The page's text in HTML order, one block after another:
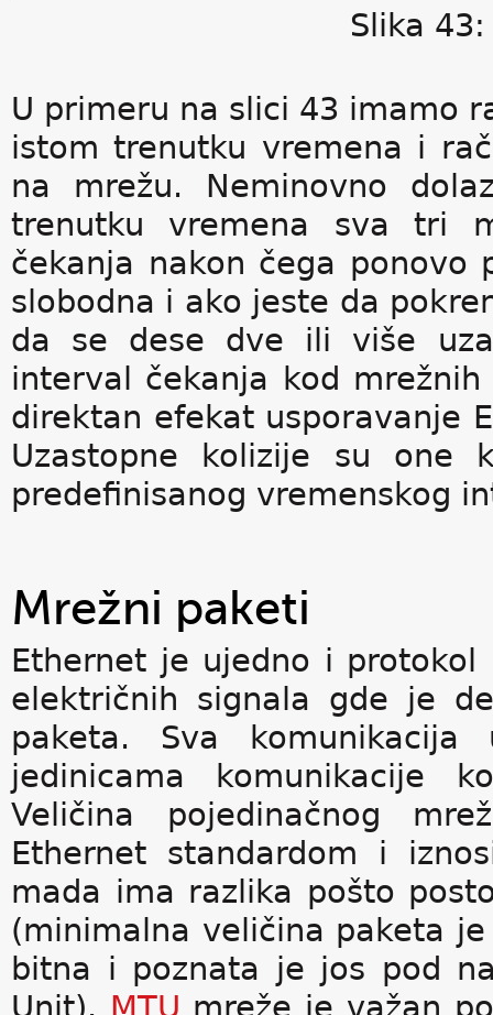
Slika
U primeru na slici 43 imamo
istom trenutku vremena i
na mrežu. Neminovno
trenutku vremena sva tri
čekanja nakon čega
slobodna i ako jeste da
da se dese dve ili više
interval čekanja kod
direktan efekat usporavanje
Uzastopne kolizije su one
predefinisanog vremenskog
Mrežni paketi
Ethernet je ujedno i
električnih signala gde je
paketa. Sva
jedinicama komunikacije
Veličina pojedinačnog
Ethernet standardom i
mada ima razlika pošto
(minimalna veličina paketa
bitna i poznata je jos pod
Unit). MTU mreže je važan